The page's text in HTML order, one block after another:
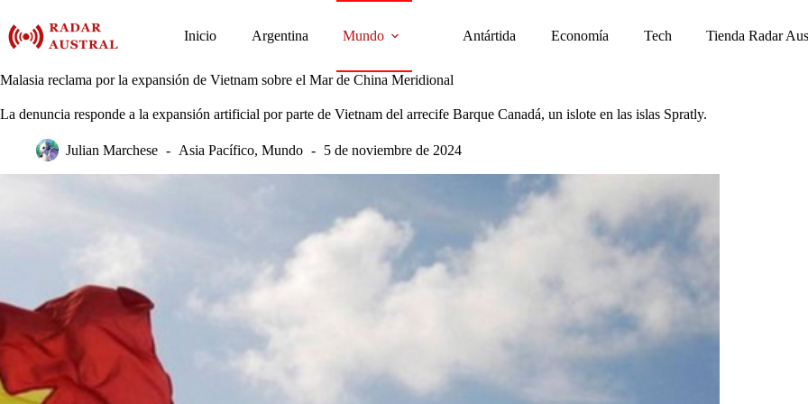
contenido
Inicio Argentina Mundo Antártida Economía Tech Tienda Radar
Malasia reclama por la expansión de Vietnam sobre el Mar de China Meridional
La denuncia responde a la expansión artificial por parte de Vietnam del arrecife Barque Canadá, un islote en las islas Spratly.
Julian Marchese Asia Pacífico, Mundo 5 de noviembre de 2024